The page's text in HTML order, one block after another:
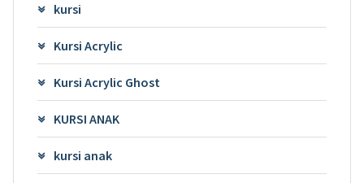
kursi
Kursi Acrylic
Kursi Acrylic Ghost
KURSI ANAK
kursi anak